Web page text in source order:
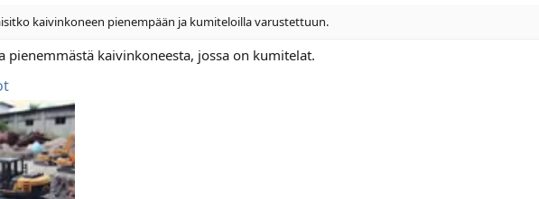
kaivinkoneen pienempään ja kumiteloilla varustettuun.
pienemmästä kaivinkoneesta, jossa on kumitelat.